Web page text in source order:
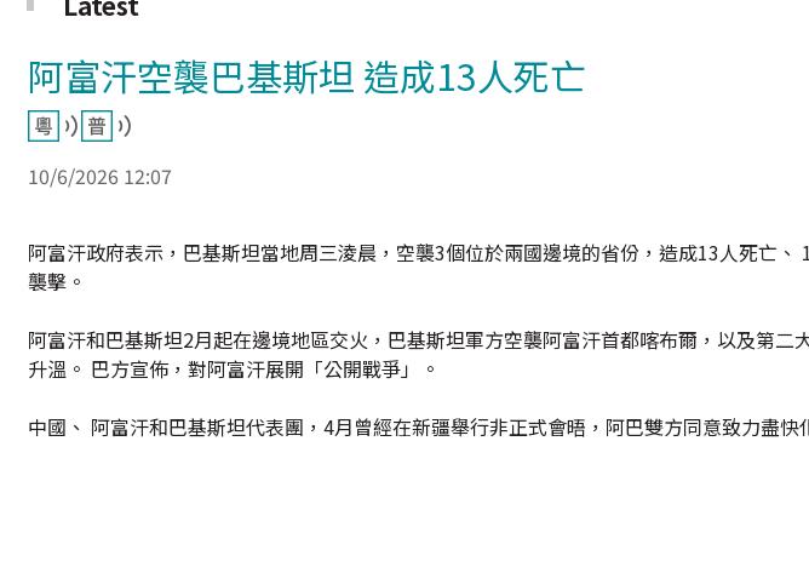
阿富汗空襲巴基斯坦 造成13人死亡
10/6/2026 12:07
阿富汗政府表示，巴基斯坦當地周三淩晨，空襲3個位於兩國邊境的省份，造成13人死亡
襲擊。
阿富汗和巴基斯坦2月起在邊境地區交火，巴基斯坦軍方空襲阿富汗首都喀布爾，以及第
升溫。 巴方宣佈，對阿富汗展開「公開戰爭」。
中國、 阿富汗和巴基斯坦代表團，4月曾經在新疆舉行非正式會晤，阿巴雙方同意致力盡